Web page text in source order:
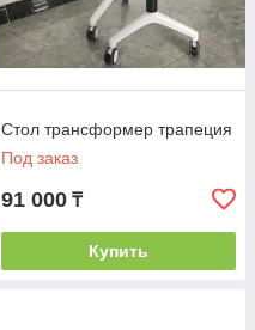
Стол трансформер трапеция
Под заказ
91 000 ₸
Купить